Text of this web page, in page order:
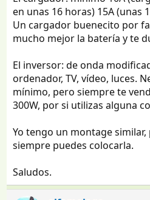
en unas 16 horas) 15A (unas
Un cargador buenecito por
mucho mejor la batería y te
El inversor: de onda
ordenador, TV, vídeo, luces.
mínimo, pero siempre te
300W, por si utilizas alguna
Yo tengo un montage similar,
siempre puedes colocarla.
Saludos.